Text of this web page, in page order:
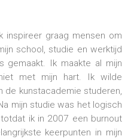
inspireer graag mensen om
school, studie en werktijd
gemaakt. Ik maakte al mijn
met mijn hart. Ik wilde
de kunstacademie studeren,
mijn studie was het logisch
ik in 2007 een burnout
keerpunten in mijn